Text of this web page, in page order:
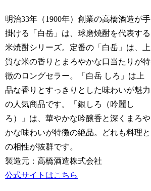
明治33年（1900年）創業の高橋酒造が手
掛ける「白岳」は、球磨焼酎を代表する
米焼酎シリーズ。定番の「白岳」は、上
質な米の香りとまろやかな口当たりが特
徴のロングセラー。「白岳 しろ」は上
品な香りとすっきりとした味わいが魅力
の人気商品です。「銀しろ（吟麗し
ろ）」は、華やかな吟醸香と深くまろや
かな味わいが特徴の絶品。どれも料理と
の相性が抜群です。
製造元：高橋酒造株式会社
公式サイトはこちら